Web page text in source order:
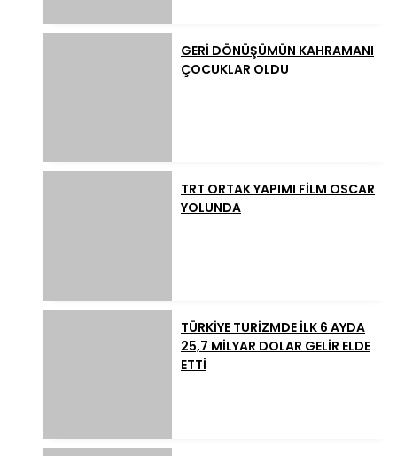
GERİ DÖNÜŞÜMÜN KAHRAMANI
ÇOCUKLAR OLDU
TRT ORTAK YAPIMI FİLM OSCAR
YOLUNDA
TÜRKİYE TURİZMDE İLK 6 AYDA
25,7 MİLYAR DOLAR GELİR ELDE
ETTİ